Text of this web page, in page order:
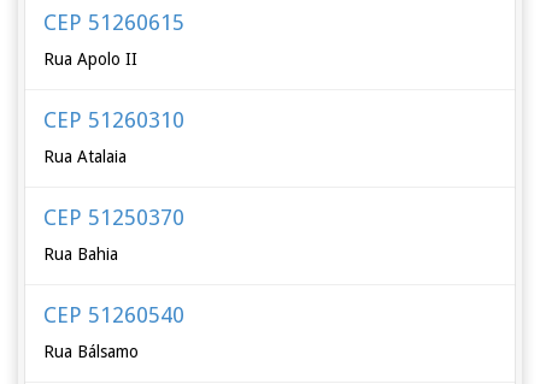
CEP 51260615
Rua Apolo II
CEP 51260310
Rua Atalaia
CEP 51250370
Rua Bahia
CEP 51260540
Rua Bálsamo